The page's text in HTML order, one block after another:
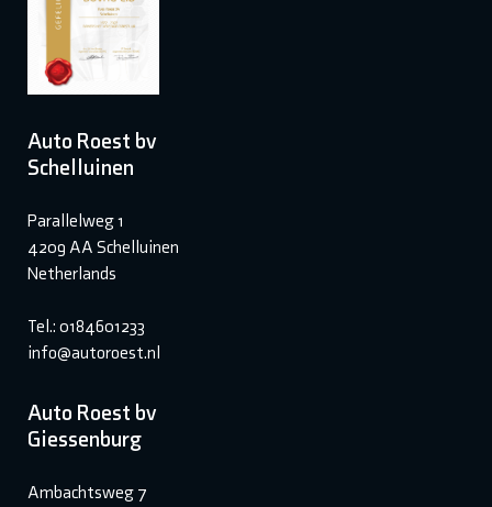
Auto Roest bv
Schelluinen
Parallelweg 1
4209 AA Schelluinen
Netherlands
Tel.: 0184601233
info@autoroest.nl
Auto Roest bv
Giessenburg
Ambachtsweg 7